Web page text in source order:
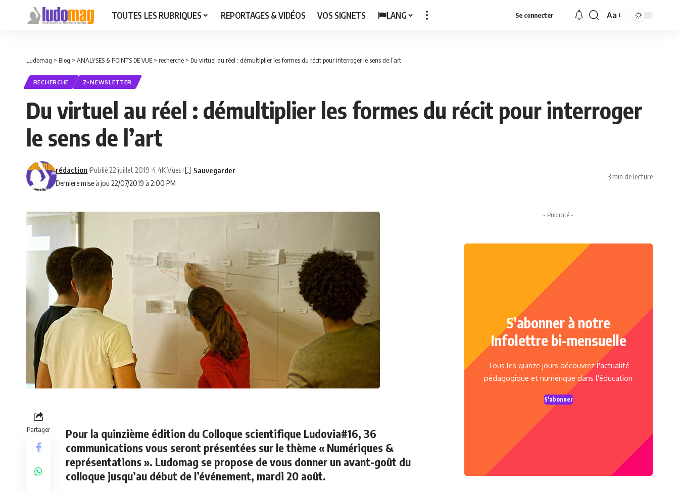
TOUTES LES RUBRIQUES REPORTAGES & VIDÉOS VOS SIGNETS LANG Se connecter
Font
Aa
Ludomag > Blog > ANALYSES & POINTS DE VUE> recherche > Du virtuel au réel : démultiplier les formes du récit pour interroger le sens de l’art
RECHERCHE Z-NEWSLETTER
Du virtuel au réel : démultiplier les formes du récit pour interroger
le sens de l’art
Dernière mise à jou 22/07/2019 à 2:00 PM
rédaction Publié 22 juillet 2019 4.4K Vues
3 min de lecture
Partager
Pour la quinzième édition du Colloque scientifique Ludovia#16, 36
communications vous seront présentées sur le thème « Numériques &
représentations ». Ludomag se propose de vous donner un avant-goût du
colloque jusqu’au début de l’événement, mardi 20 août.
- Publicité -
S'abonner à notre
Infolettre bi-mensuelle
Tous les quinze jours découvrez l'actualité
pédagogique et numérique dans l'éducation
S'abonner